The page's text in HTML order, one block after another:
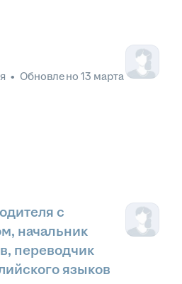
• Обновлено 13 марта
с
начальник
переводчик
языков